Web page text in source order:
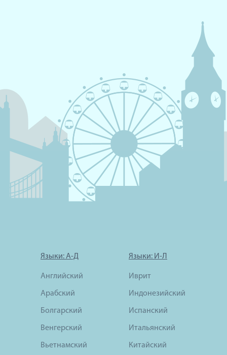
Языки: А-Д
Английский
Арабский
Болгарский
Венгерский
Вьетнамский
Языки: И-Л
Иврит
Индонезийский
Испанский
Итальянский
Китайский